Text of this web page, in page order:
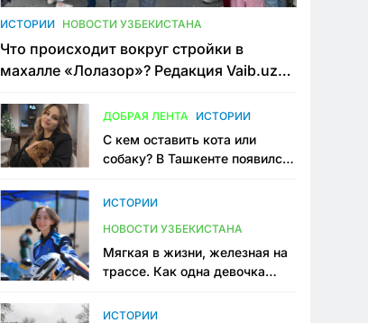
ИСТОРИИ НОВОСТИ УЗБЕКИСТАНА
Что происходит вокруг стройки в
махалле «Лолазор»? Редакция Vaib.uz
конфликта
ДОБРАЯ ЛЕНТА ИСТОРИИ
С кем оставить кота или
собаку? В Ташкенте появился
ИСТОРИИ
НОВОСТИ УЗБЕКИСТАНА
Мягкая в жизни, железная на
трассе. Как одна девочка
Узбекистане
ИСТОРИИ